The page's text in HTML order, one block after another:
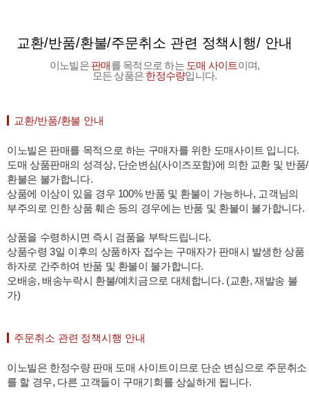
교환/반품/환불/주문취소 관련 정책시행/ 안내
이노빌은 판매를 목적으로 하는 도매 사이트이며,
모든 상품은 한정수량입니다.
교환/반품/환불 안내
이노빌은 판매를 목적으로 하는 구매자를 위한 도매사이트 입니다.
도매 상품판매의 성격상, 단순변심(사이즈포함)에 의한 교환 및 반품/
환불은 불가합니다.
상품에 이상이 있을 경우 100% 반품 및 환불이 가능하나, 고객님의
부주의로 인한 상품 훼손 등의 경우에는 반품 및 환불이 불가합니다.
상품을 수령하시면 즉시 검품을 부탁드립니다.
상품수령 3일 이후의 상품하자 접수는 구매자가 판매시 발생한 상품
하자로 간주하여 반품 및 환불이 불가합니다.
오배송, 배송누락시 환불/예치금으로 대체합니다. (교환, 재발송 불
가)
주문취소 관련 정책시행 안내
이노빌은 한정수량 판매 도매 사이트이므로 단순 변심으로 주문취소
를 할 경우, 다른 고객들이 구매기회를 상실하게 됩니다.